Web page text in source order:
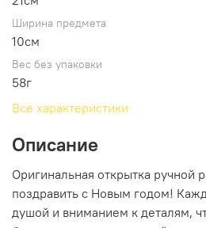
Ширина предмета
10см
Вес без упаковки
58г
Все характеристики
Описание
Оригинальная открытка ручной
поздравить с Новым годом!
душой и вниманием к деталям,